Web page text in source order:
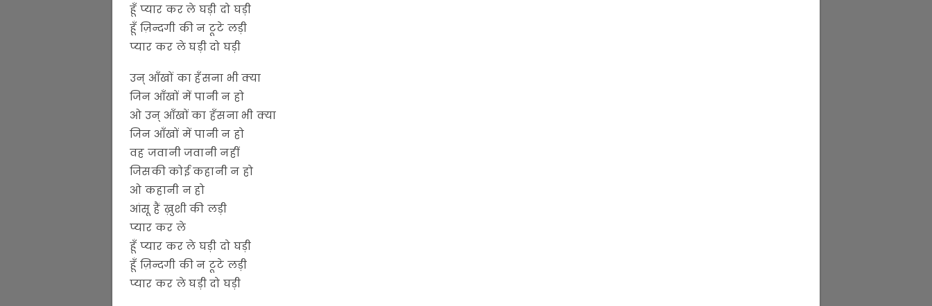
हूँ प्यार कर ले घड़ी दो घड़ी
हूँ ज़िन्दगी की न टूटे लड़ी
प्यार कर ले घड़ी दो घड़ी
उन् आँखों का हँसना भी क्या
जिन आँखों में पानी न हो
ओ उन् आँखों का हँसना भी क्या
जिन आँखों में पानी न हो
वह जवानी जवानी नहीं
जिसकी कोई कहानी न हो
ओ कहानी न हो
आंसू हैं ख़ुशी की लड़ी
प्यार कर ले
हूँ प्यार कर ले घड़ी दो घड़ी
हूँ ज़िन्दगी की न टूटे लड़ी
प्यार कर ले घड़ी दो घड़ी